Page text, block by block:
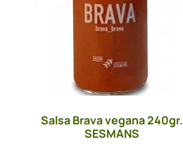
Salsa Brava vegana 240gr.
SESMANS